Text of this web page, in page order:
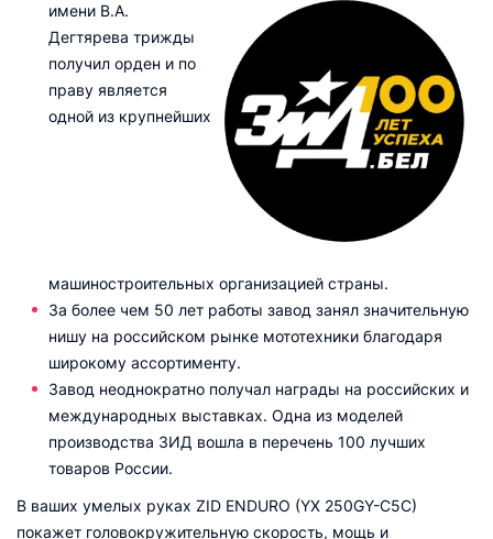
имени В.А.
Дегтярева трижды
получил орден и по
праву является
одной из крупнейших
машиностроительных организацией страны.
За более чем 50 лет работы завод занял значительную
нишу на российском рынке мототехники благодаря
широкому ассортименту.
Завод неоднократно получал награды на российских и
международных выставках. Одна из моделей
производства ЗИД вошла в перечень 100 лучших
товаров России.
В ваших умелых руках ZID ENDURO (YX 250GY-C5C)
покажет головокружительную скорость, мощь и